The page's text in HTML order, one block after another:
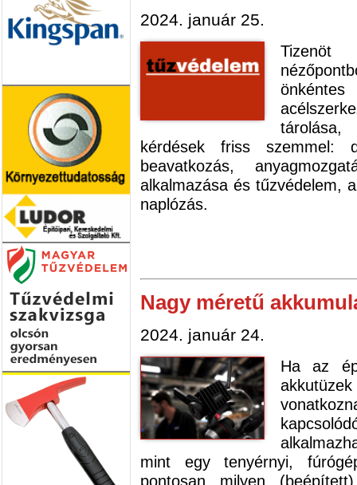
2024. január 25.
Tizenöt
kérdések friss szemmel:
beavatkozás,
alkalmazása és tűzvédelem,
naplózás.
Nagy méretű
2024. január 24.
Ha az
mint egy tenyérnyi,
pontosan milyen